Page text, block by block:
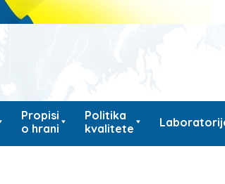
Propisi
o hrani
Politika
kvalitete